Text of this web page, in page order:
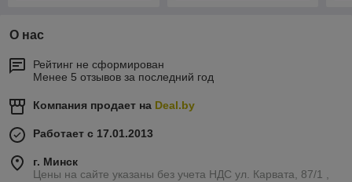
О нас
Рейтинг не сформирован
Менее 5 отзывов за последний год
Компания продает на Deal.by
Работает с 17.01.2013
г. Минск
Цены на сайте указаны без учета НДС ул. Карвата, 87/1 ,